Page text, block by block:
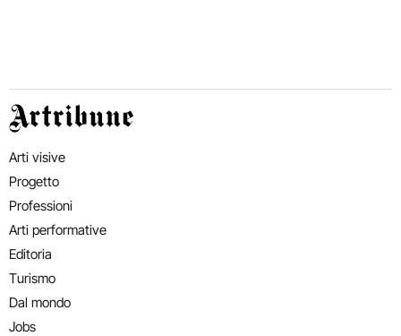
Artribune
Arti visive
Progetto
Professioni
Arti performative
Editoria
Turismo
Dal mondo
Jobs